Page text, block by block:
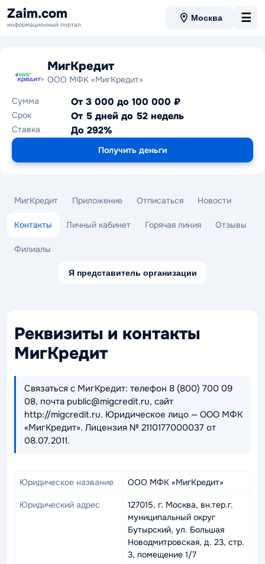
Zaim.com
информационный портал
Москва ☰
МигКредит
ООО МФК «МигКредит»
Сумма
От 3 000 до 100 000 ₽
Срок От 5 дней до 52 недель
Ставка До 292%
Получить деньги
МигКредит Приложение Отписаться Новости
Контакты Личный кабинет Горячая линия Отзывы
Филиалы
Я представитель организации
Реквизиты и контакты
МигКредит
Связаться с МигКредит: телефон 8 (800) 700 09
08, почта public@migcredit.ru, сайт
http://migcredit.ru. Юридическое лицо — ООО МФК
«МигКредит». Лицензия № 2110177000037 от
08.07.2011.
Юридическое название ООО МФК «МигКредит»
Юридический адрес
127015, г. Москва, вн.тер.г.
муниципальный округ
Бутырский, ул. Большая
Новодмитровская, д. 23, стр.
3, помещение 1/7